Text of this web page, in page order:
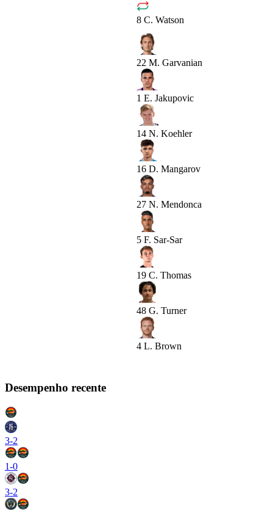
8 C. Watson
22 M. Garvanian
1 E. Jakupovic
14 N. Koehler
16 D. Mangarov
27 N. Mendonca
5 F. Sar-Sar
19 C. Thomas
48 G. Turner
4 L. Brown
Desempenho recente
3-2
1-0
3-2